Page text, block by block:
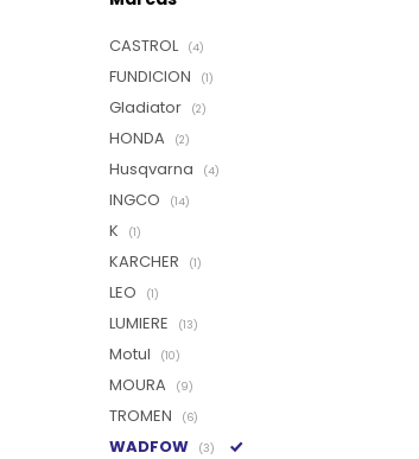
CASTROL (4)
FUNDICION (1)
Gladiator (2)
HONDA (2)
Husqvarna (4)
INGCO (14)
K (1)
KARCHER (1)
LEO (1)
LUMIERE (13)
Motul (10)
MOURA (9)
TROMEN (6)
WADFOW (3)